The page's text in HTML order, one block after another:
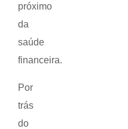
próximo
da
saúde
financeira.
Por
trás
do